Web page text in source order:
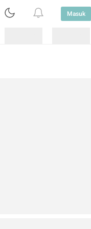
Masuk